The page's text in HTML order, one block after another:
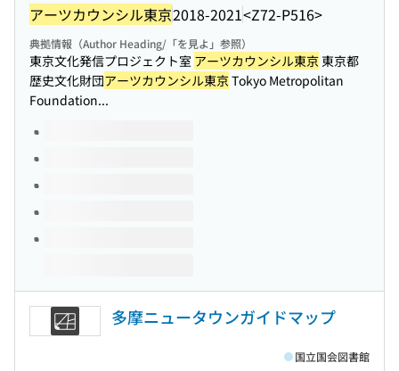
アーツカウンシル東京2018-2021<Z72-P516>
典拠情報（Author Heading/「を見よ」参照）
東京文化発信プロジェクト室 アーツカウンシル東京 東京都
歴史文化財団アーツカウンシル東京Tokyo Metropolitan
Foundation...
このタイトルの巻号
多摩ニュータウンガイドマップ
国立国会図書館